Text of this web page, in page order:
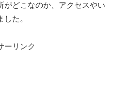
がどこなのか、アクセスやい
た。
ーリンク